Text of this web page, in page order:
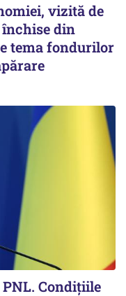
vizită de
din
tema fondurilor
Condițiile